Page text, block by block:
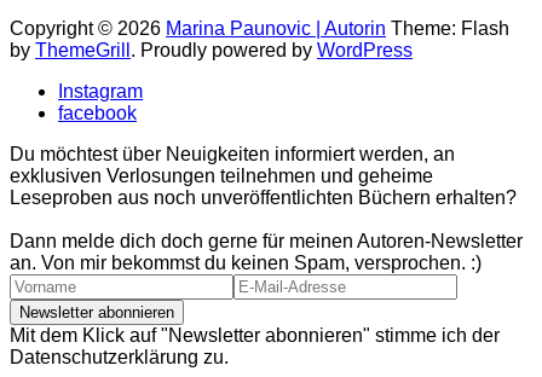
Copyright © 2026 Marina Paunovic | Autorin Theme: Flash
by ThemeGrill . Proudly powered by WordPress
Instagram
facebook
Du möchtest über Neuigkeiten informiert werden, an
exklusiven Verlosungen teilnehmen und geheime
Leseproben aus noch unveröffentlichten Büchern erhalten?
Dann melde dich doch gerne für meinen Autoren-Newsletter
an. Von mir bekommst du keinen Spam, versprochen. :)
Mit dem Klick auf "Newsletter abonnieren" stimme ich der
Datenschutzerklärung zu.